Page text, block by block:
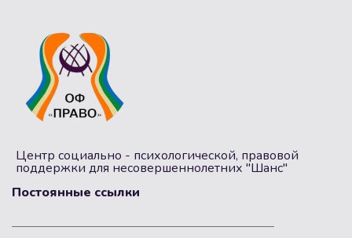
Центр социально - психологической, правовой
поддержки для несовершеннолетних "Шанс"
Постоянные ссылки